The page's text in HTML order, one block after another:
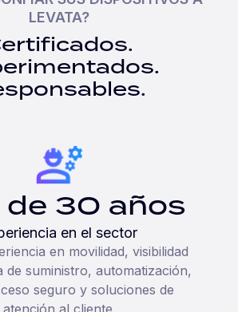
LEVATA?
de 30 años
en el sector
en movilidad, visibilidad
de suministro, automatización,
seguro y soluciones de
atención al cliente.